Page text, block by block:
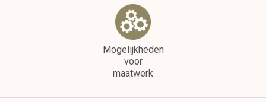
Mogelijkheden
voor
maatwerk